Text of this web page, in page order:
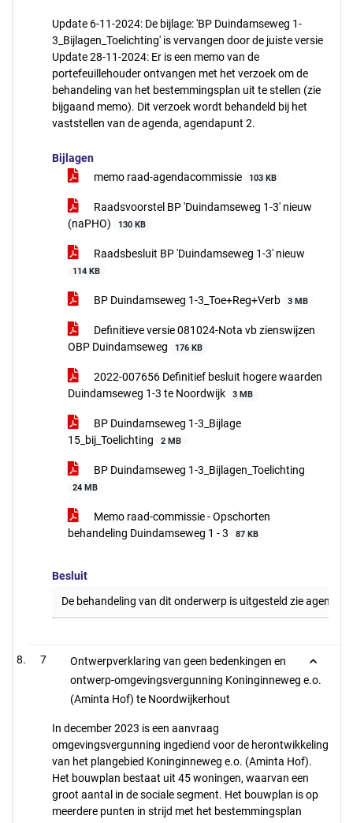
Update 6-11-2024: De bijlage: 'BP Duindamseweg 1-
3_Bijlagen_Toelichting' is vervangen door de juiste versie
Update 28-11-2024: Er is een memo van de
portefeuillehouder ontvangen met het verzoek om de
behandeling van het bestemmingsplan uit te stellen (zie
bijgaand memo). Dit verzoek wordt behandeld bij het
vaststellen van de agenda, agendapunt 2.
Bijlagen
memo raad-agendacommissie
103 KB
Raadsvoorstel BP 'Duindamseweg 1-3' nieuw
(naPHO)
130 KB
Raadsbesluit BP 'Duindamseweg 1-3' nieuw
114 KB
BP Duindamseweg 1-3_Toe+Reg+Verb 3 MB
Definitieve versie 081024-Nota vb zienswijzen
OBP Duindamseweg
176 KB
2022-007656 Definitief besluit hogere waarden
Duindamseweg 1-3 te Noordwijk
3 MB
BP Duindamseweg 1-3_Bijlage
15_bij_Toelichting
2 MB
BP Duindamseweg 1-3_Bijlagen_Toelichting
24 MB
Memo raad-commissie - Opschorten
behandeling Duindamseweg 1 - 3
87 KB
Besluit
De behandeling van dit onderwerp is uitgesteld zie
7
Ontwerpverklaring van geen bedenkingen en
ontwerp-omgevingsvergunning Koninginneweg e.o.
(Aminta Hof) te Noordwijkerhout
In december 2023 is een aanvraag
omgevingsvergunning ingediend voor de herontwikkeling
van het plangebied Koninginneweg e.o. (Aminta Hof).
Het bouwplan bestaat uit 45 woningen, waarvan een
groot aantal in de sociale segment. Het bouwplan is op
meerdere punten in strijd met het bestemmingsplan